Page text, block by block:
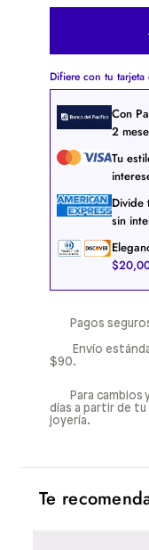
Difiere con tu
Con
2
Tu
Divide
sin
$20,
Pagos
Envío
$90.
Para
días a partir de tu
joyería.
Te